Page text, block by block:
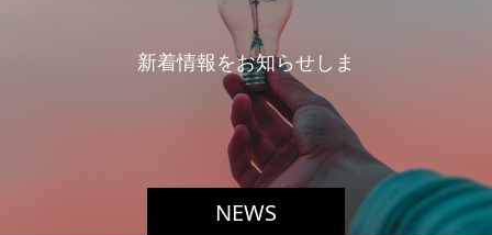
NEWS
着情報をお知らせしま す